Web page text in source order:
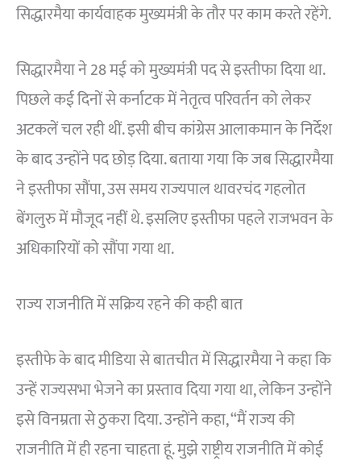
सिद्धारमैया कार्यवाहक मुख्यमंत्री के तौर पर काम करते रहेंगे.
सिद्धारमैया ने 28 मई को मुख्यमंत्री पद से इस्तीफा दिया था.
पिछले कई दिनों से कर्नाटक में नेतृत्व परिवर्तन को लेकर
अटकलें चल रही थीं. इसी बीच कांग्रेस आलाकमान के निर्देश
के बाद उन्होंने पद छोड़ दिया. बताया गया कि जब सिद्धारमैया
ने इस्तीफा सौंपा, उस समय राज्यपाल थावरचंद गहलोत
बेंगलुरु में मौजूद नहीं थे. इसलिए इस्तीफा पहले राजभवन के
अधिकारियों को सौंपा गया था.
राज्य राजनीति में सक्रिय रहने की कही बात
इस्तीफे के बाद मीडिया से बातचीत में सिद्धारमैया ने कहा कि
उन्हें राज्यसभा भेजने का प्रस्ताव दिया गया था, लेकिन उन्होंने
इसे विनम्रता से ठुकरा दिया. उन्होंने कहा, “मैं राज्य की
राजनीति में ही रहना चाहता हूं. मुझे राष्ट्रीय राजनीति में कोई